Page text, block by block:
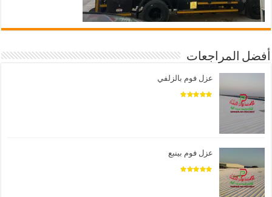
أفضل المراجعات
عزل فوم بالزلفي
عزل فوم بينبع